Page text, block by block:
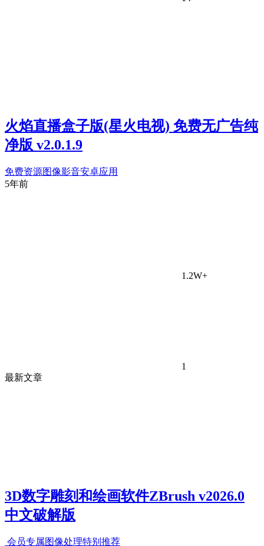
火焰直播盒子版(星火电视) 免费无广告纯
净版 v2.0.1.9
免费资源图像影音安卓应用
5年前
1.2W+
1
最新文章
3D数字雕刻和绘画软件ZBrush v2026.0
中文破解版
会员专属图像处理特别推荐